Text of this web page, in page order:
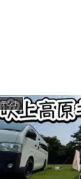
テント